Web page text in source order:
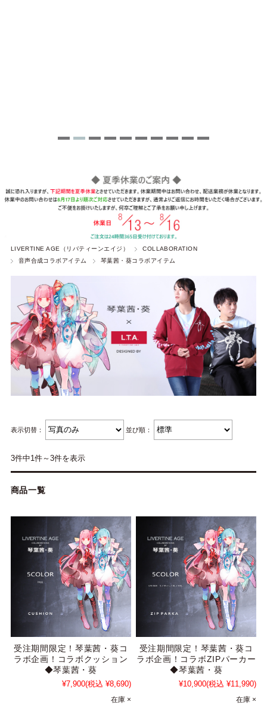
LIVERTINE AGE（リバティーンエイジ）
COLLABORATION
音声合成コラボアイテム
琴葉茜・葵コラボアイテム
表示切替： 並び順：
3件中1件～3件を表示
商品一覧
受注期間限定！琴葉茜・葵コ
ラボ企画！コラボクッション
◆琴葉茜・葵
¥7,900(税込 ¥8,690)
在庫 ×
受注期間限定！琴葉茜・葵コ
ラボ企画！コラボZIPパーカー
◆琴葉茜・葵
¥10,900(税込 ¥11,990)
在庫 ×